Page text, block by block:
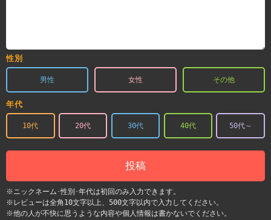
性別
男性 女性 その他
年代
10代 20代 30代 40代 50代～
投稿
※ニックネーム･性別･年代は初回のみ入力できます。
※レビューは全角10文字以上、500文字以内で入力してください。
※他の人が不快に思うような内容や個人情報は書かないでください。